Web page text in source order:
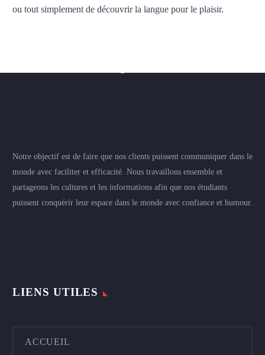
ou tout simplement de découvrir la langue pour le plaisir.
Notre objectif est de faire que nos clients puissent communiquer dans le
monde avec faciliter et efficacité. Nous travaillons ensemble et
partageons les cultures et les informations afin que nos étudiants
puissent conquérir leur espace dans le monde avec confiance et humour.
LIENS UTILES
ACCUEIL